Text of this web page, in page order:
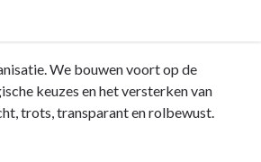
We bouwen voort op de
keuzes en het versterken van
trots, transparant en rolbewust.